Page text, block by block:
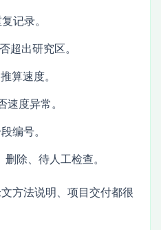
记录。
超出研究区。
算速度。
度异常。
编号。
除、待人工检查。
方法说明、项目交付都很